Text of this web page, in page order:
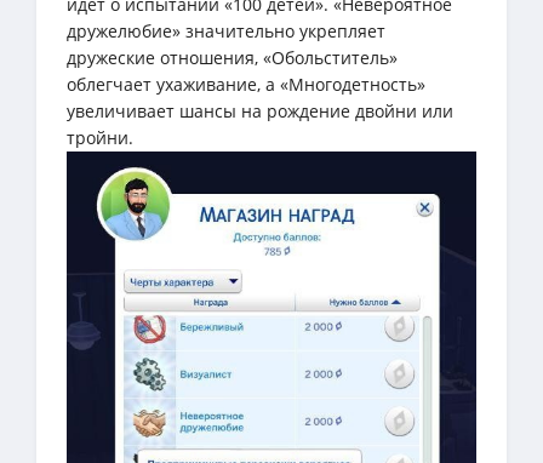
дружелюбие» значительно укрепляет
дружеские отношения, «Обольститель»
облегчает ухаживание, а «Многодетность»
увеличивает шансы на рождение двойни или
тройни.